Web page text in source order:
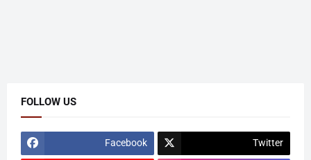
FOLLOW US
Facebook Twitter